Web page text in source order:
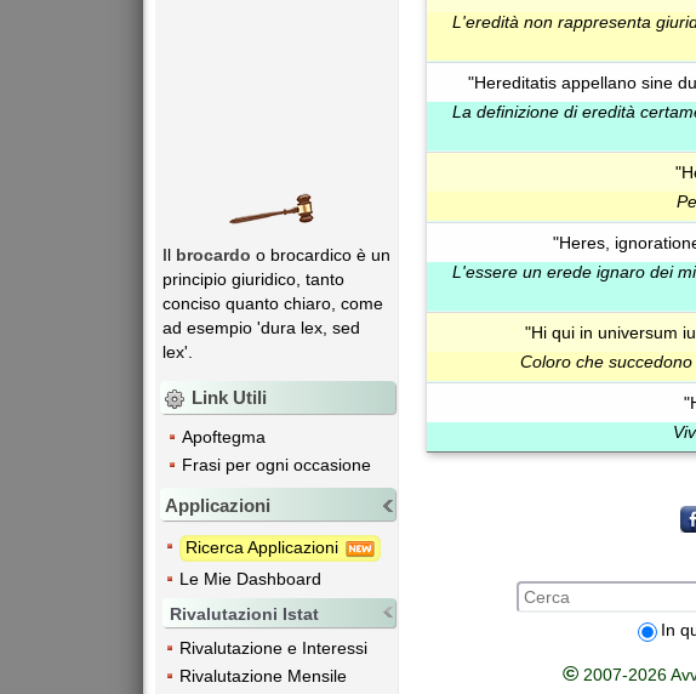
Il brocardo o brocardico è un
principio giuridico, tanto
conciso quanto chiaro, come
ad esempio 'dura lex, sed
lex'.
Link Utili
Apoftegma
Frasi per ogni occasione
Applicazioni
Ricerca Applicazioni
Le Mie Dashboard
Rivalutazioni Istat
Rivalutazione e Interessi
Rivalutazione Mensile
L'eredità non rappresenta
"Hereditatis appellano sine
La definizione di eredità
"Heres,
L'essere un erede ignaro dei
"Hi qui in universum
Coloro che
In
©2007-2026